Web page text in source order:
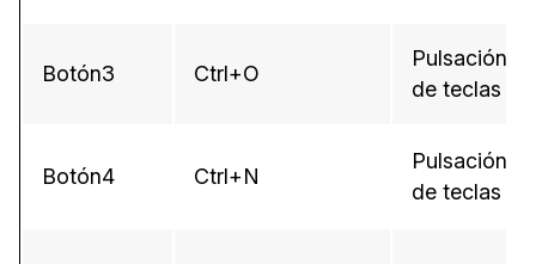
Botón3 Ctrl+O
Pulsación
de teclas
Botón4 Ctrl+N
Pulsación
de teclas